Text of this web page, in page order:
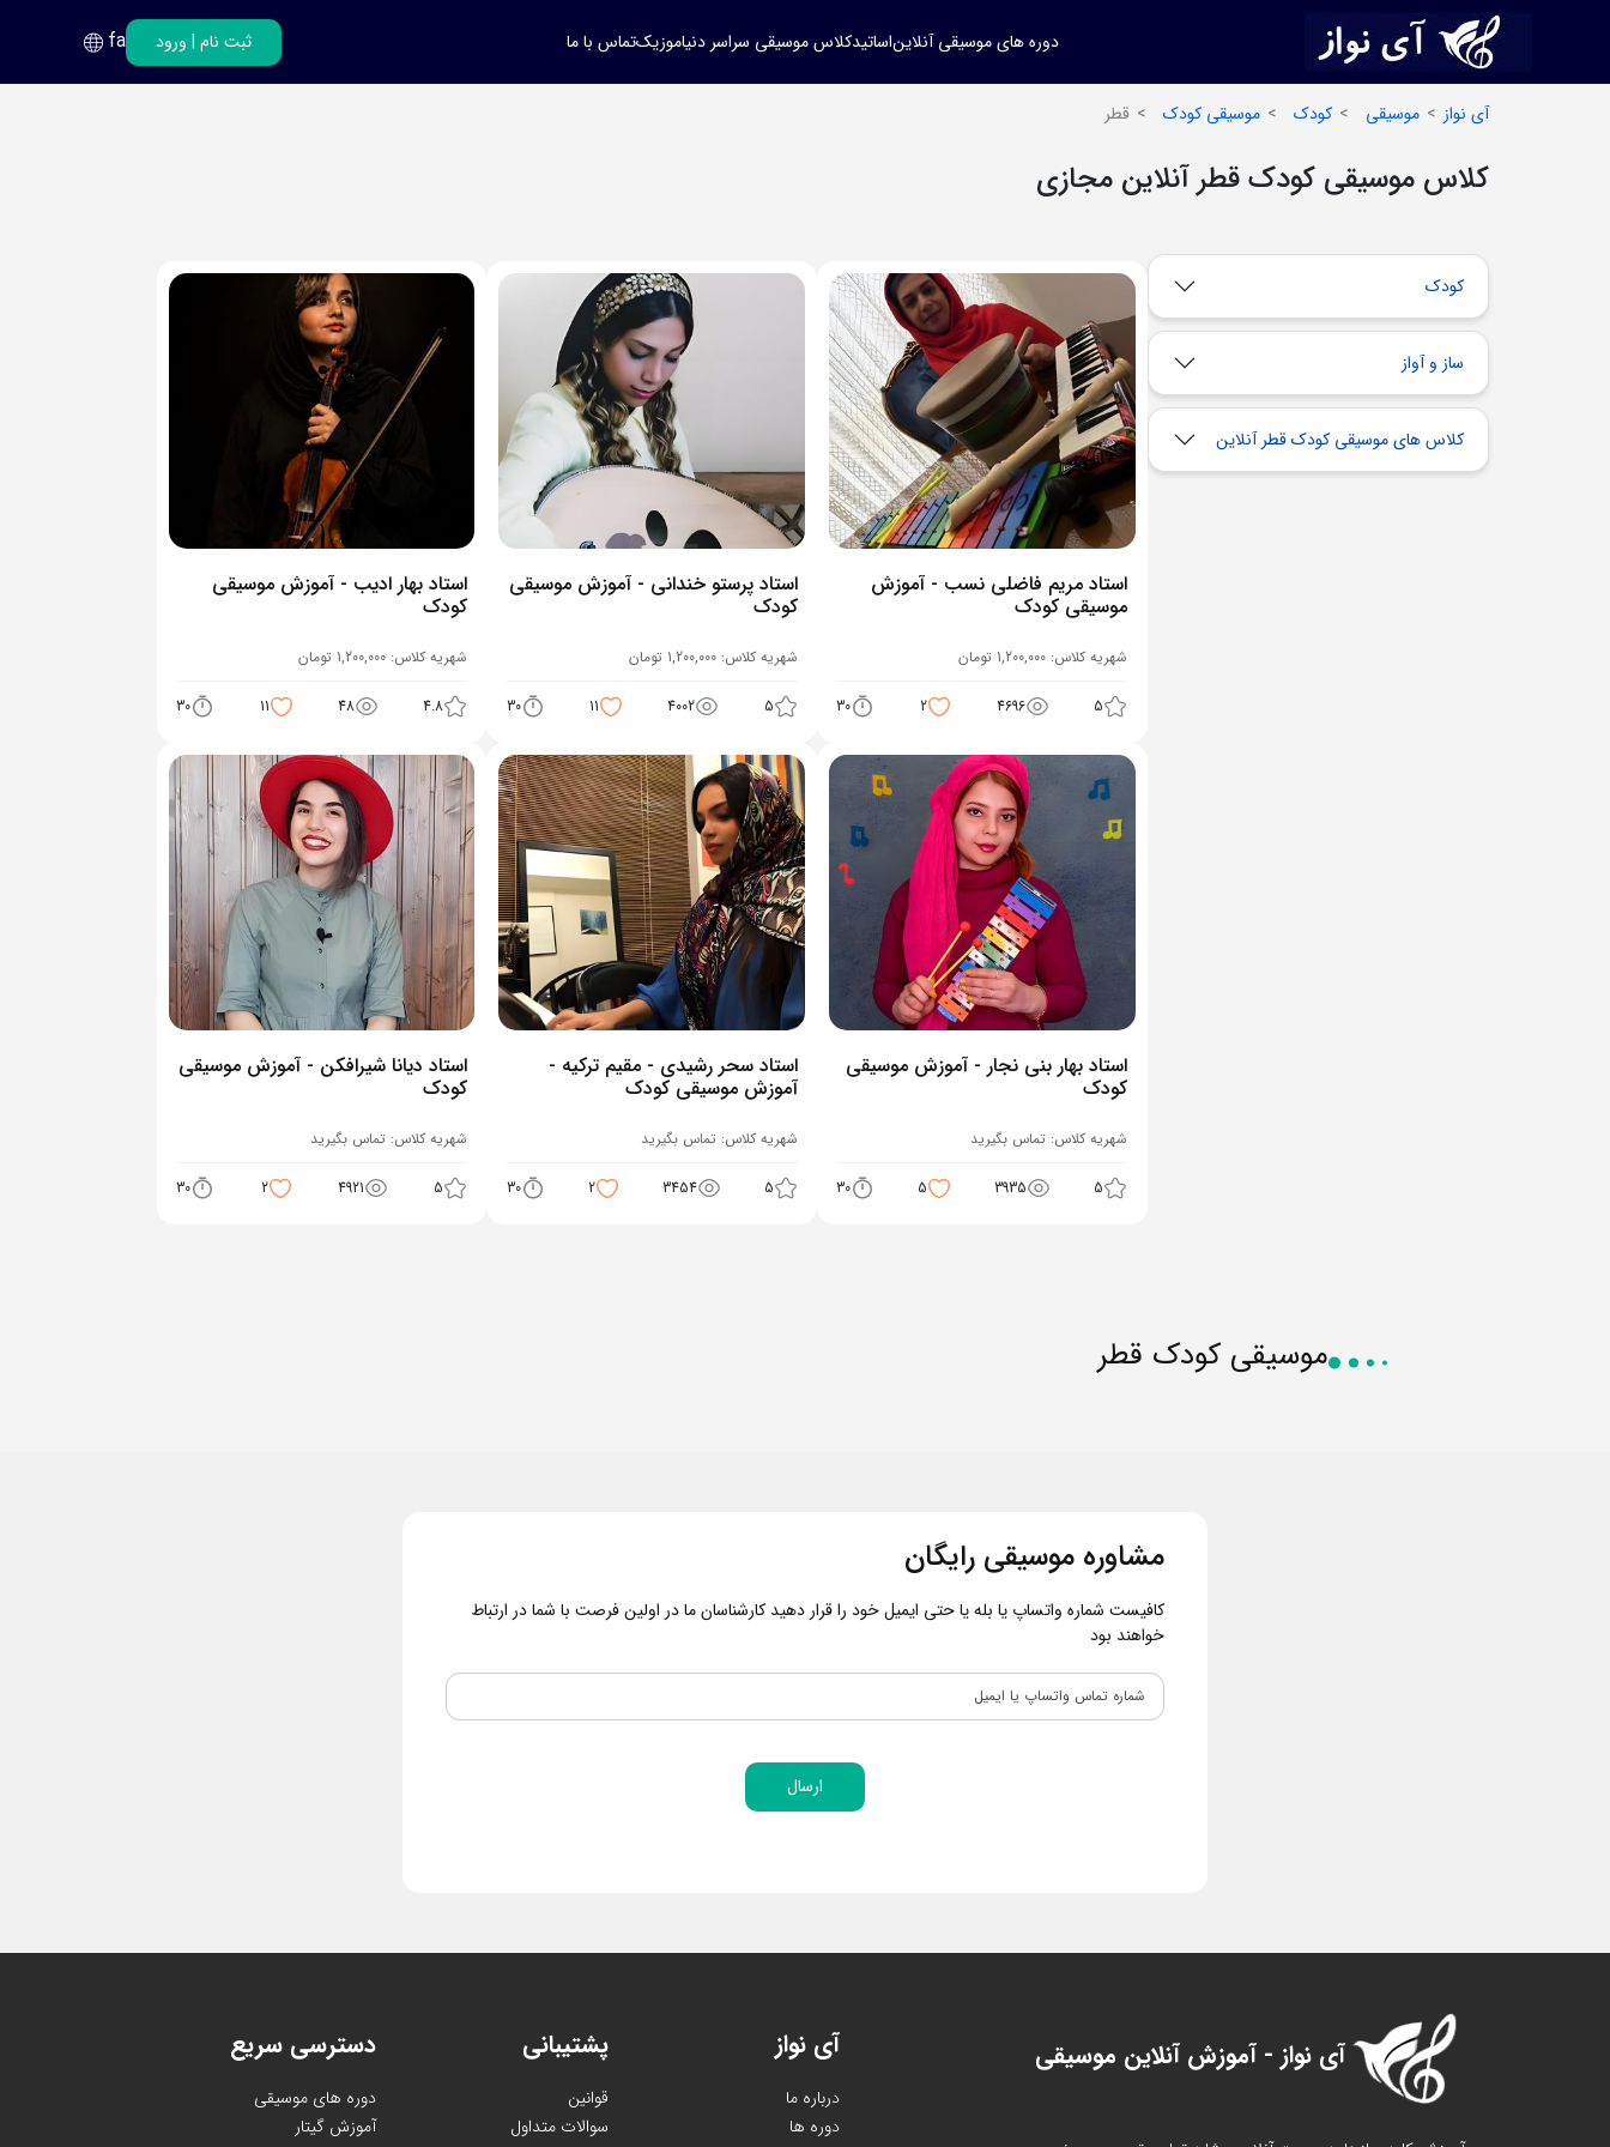
دوره های موسیقی آنلایناساتیدکلاس موسیقی سراسر دنیاموزیکتماس با ما ثبت نام | ورود
فارسی
انگلیسی
fa
آی نواز موسیقی کودک موسیقی کودک قطر
کلاس موسیقی کودک قطر آنلاین مجازی
کودک
ساز و آواز
کلاس های موسیقی کودک قطر آنلاین
استاد مریم فاضلی نسب - آموزش
موسیقی کودک
شهریه کلاس: 1,200,000 تومان
5
4696
2
30
استاد پرستو خندانی - آموزش موسیقی
کودک
شهریه کلاس:1,200,000 تومان
5
4002
11
30
استاد بهار ادیب - آموزش موسیقی
کودک
شهریه کلاس: 1,200,000 تومان
4.8
48
11
30
استاد بهار بنی نجار - آموزش موسیقی
کودک
شهریه کلاس: تماس بگیرید
5
3935
5
30
استاد سحر رشیدی - مقیم ترکیه -
آموزش موسیقی کودک
شهریه کلاس:تماس بگیرید
5
3454
2
30
استاد دیانا شیرافکن - آموزش موسیقی
کودک
شهریه کلاس: تماس بگیرید
5
4921
2
30
موسیقی کودک قطر
مشاوره موسیقی رایگان
کافیست شماره واتساپ یا بله یا حتی ایمیل خود را قرار دهید کارشناسان ما در اولین فرصت با شما در ارتباط
خواهند بود
ارسال
آی نواز - آموزش آنلاین موسیقی آی نواز
درباره ما
دوره ها
پشتیبانی
قوانین
سوالات متداول
دسترسی سریع
دوره های موسیقی
آموزش گیتار